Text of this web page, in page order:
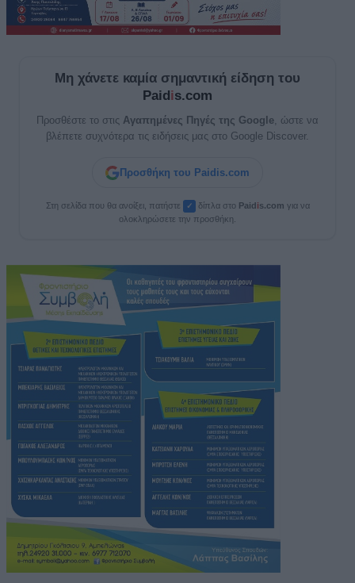
Μη χάνετε καμία σημαντική είδηση του
Paidis.com
Προσθέστε το στις Αγαπημένες Πηγές της Google, ώστε να
βλέπετε συχνότερα τις ειδήσεις μας στο Google Discover.
Προσθήκη του Paidis.com
Στη σελίδα που θα ανοίξει, πατήστε ✓ δίπλα στο Paidis.com για να
ολοκληρώσετε την προσθήκη.